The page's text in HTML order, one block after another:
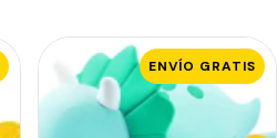
ENVÍO GRATIS